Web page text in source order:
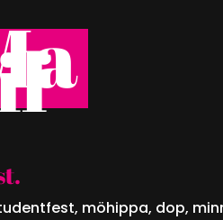
möhippa, dop,